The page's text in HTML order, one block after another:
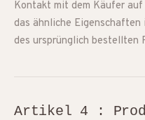
Kontakt mit dem Käufer
das ähnliche
des ursprünglich bestellten
Artikel 4 :